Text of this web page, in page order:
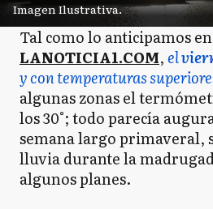
Imagen Ilustrativa.
Tal como lo anticipamos en
LANOTICIA1.COM,el
y con temperaturas
algunas zonas el
los 30°; todo parecía
semana largo primaveral,
lluvia durante la
algunos planes.